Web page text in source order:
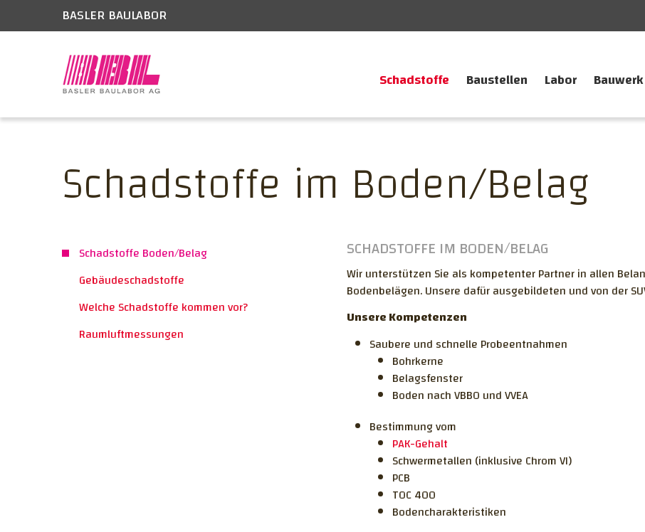
BASLER BAULABOR
Schadstoffe Baustellen Labor Bauwerk
Schadstoffe im Boden/Belag
Schadstoffe Boden/Belag
Gebäudeschadstoffe
Welche Schadstoffe kommen vor?
Raumluftmessungen
SCHADSTOFFE IM BODEN/BELAG
Wir unterstützen Sie als kompetenter Partner in allen
Bodenbelägen. Unsere dafür ausgebildeten und von der
Unsere Kompetenzen
Saubere und schnelle Probeentnahmen
Bohrkerne
Belagsfenster
Boden nach VBBO und VVEA
Bestimmung vom
PAK-Gehalt
Schwermetallen (inklusive Chrom VI)
PCB
TOC 400
Bodencharakteristiken